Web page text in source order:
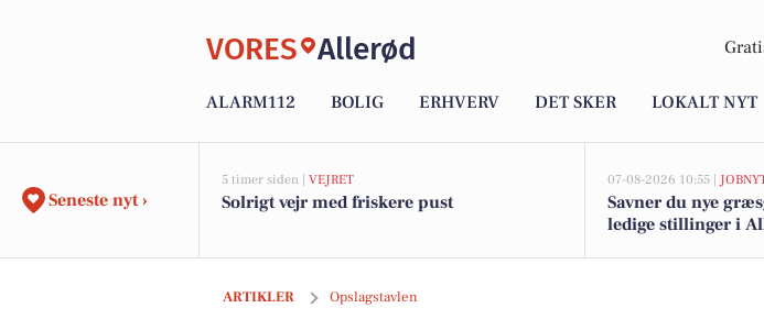
VORES Allerød
ALARM112 BOLIG ERHVERV DET SKER LOKALT NYT
Seneste nyt ›
5 timer siden | VEJRET
Solrigt vejr med friskere pust
07-08-2026 10:55 |
Savner du nye
ledige stillinger i
ARTIKLER Opslagstavlen
By AKT holder releasekoncert for Måne, måne på Café Iso 30. maj